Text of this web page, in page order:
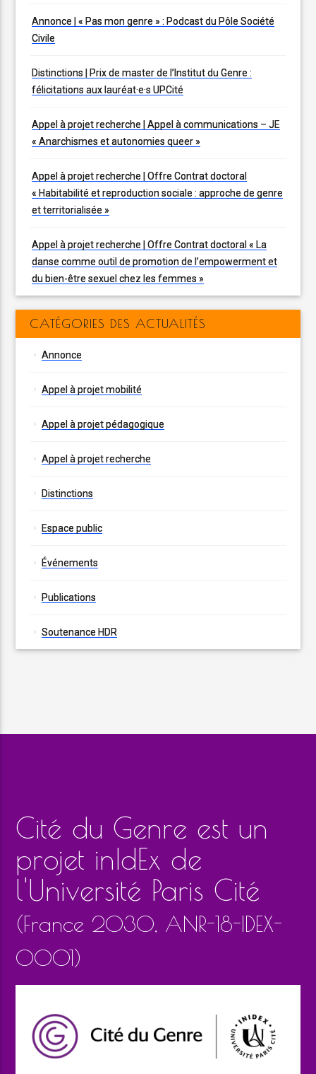
Annonce | « Pas mon genre » : Podcast du Pôle Société
Civile
Distinctions | Prix de master de l’Institut du Genre :
félicitations aux lauréat·e·s UPCité
Appel à projet recherche | Appel à communications – JE
« Anarchismes et autonomies queer »
Appel à projet recherche | Offre Contrat doctoral
« Habitabilité et reproduction sociale : approche de genre
et territorialisée »
Appel à projet recherche | Offre Contrat doctoral « La
danse comme outil de promotion de l’empowerment et
du bien-être sexuel chez les femmes »
CATÉGORIES DES ACTUALITÉS
Annonce
Appel à projet mobilité
Appel à projet pédagogique
Appel à projet recherche
Distinctions
Espace public
Événements
Publications
Soutenance HDR
Cité du Genre est un
projet inIdEx de
l'Université Paris Cité
(France 2030, ANR-18-IDEX-
0001)